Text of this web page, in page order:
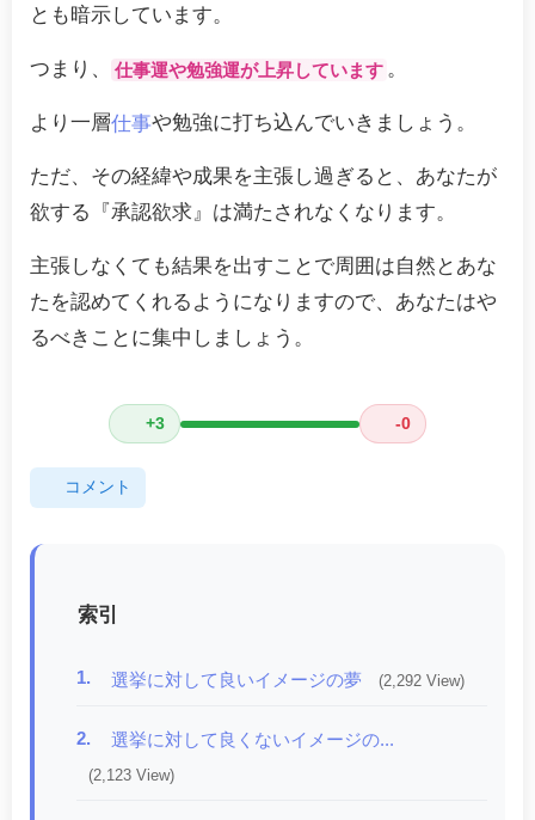
とも暗示しています。
つまり、 仕事運や勉強運が上昇しています 。
より一層仕事や勉強に打ち込んでいきましょう。
ただ、その経緯や成果を主張し過ぎると、あなたが
欲する『承認欲求』は満たされなくなります。
主張しなくても結果を出すことで周囲は自然とあな
たを認めてくれるようになりますので、あなたはや
るべきことに集中しましょう。
+3 -0
コメント
索引
1. 選挙に対して良いイメージの夢 (2,292 View)
2. 選挙に対して良くないイメージの...
(2,123 View)